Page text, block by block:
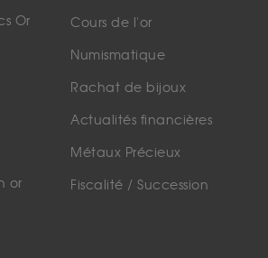
Or
or
Cours de l'or
Numismatique
Rachat de bijoux
Actualités financières
Métaux Précieux
Fiscalité / Succession